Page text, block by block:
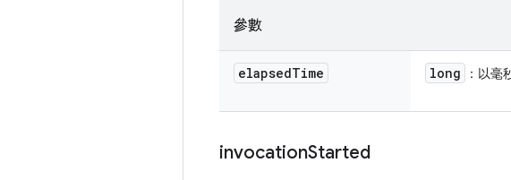
參數
elapsedTime long ：以毫
invocationStarted